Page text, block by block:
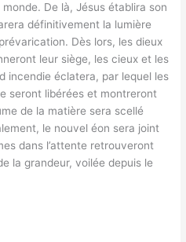
De là, Jésus établira son
définitivement la lumière
Dès lors, les dieux
leur siège, les cieux et les
incendie éclatera, par lequel les
seront libérées et montreront
de la matière sera scellé
le nouvel éon sera joint
dans l’attente retrouveront
la grandeur, voilée depuis le